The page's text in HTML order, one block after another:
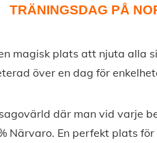
TRÄNINGSDAG PÅ
magisk plats att njuta alla
över en dag för
där man vid varje
Närvaro. En perfekt plats